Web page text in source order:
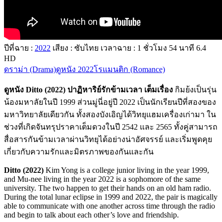
ปีที่ฉาย : 2022 เสียง : ซับไทย เวลาฉาย : 1 ชั่วโมง 54 นาที 6.4
HD
ดราม่า (Drama)ดูหนัง 2022โรแมนติก (Romance)
ดูหนัง Ditto (2022) ปาฏิหาริย์รักข้ามเวลา เต็มเรื่อง กิมย้งเป็นรุ่น
น้องมหาลัยในปี 1999 ส่วนมู่นี่อยู่ปี 2022 เป็นนักเรียนปีที่สองของ
มหาวิทยาลัยเดียวกัน ทั้งสองบังเอิญได้วิทยุแฮมเครื่องเก่ามา ใน
ช่วงที่เกิดจันทรุปราคาเต็มดวงในปี 2542 และ 2565 ทั้งคู่สามารถ
สื่อสารกันข้ามเวลาผ่านวิทยุได้อย่างน่าอัศจรรย์ และเริ่มพูดคุย
เกี่ยวกับความรักและมิตรภาพของกันและกัน
Ditto (2022) Kim Yong is a college junior living in the year 1999,
and Mu-nee living in the year 2022 is a sophomore of the same
university. The two happen to get their hands on an old ham radio.
During the total lunar eclipse in 1999 and 2022, the pair is magically
able to communicate with one another across time through the radio
and begin to talk about each other’s love and friendship.